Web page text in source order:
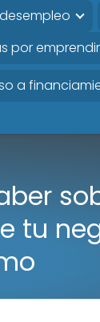
por
a
tu